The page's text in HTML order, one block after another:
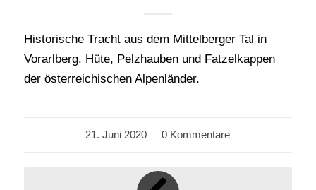
Historische Tracht aus dem Mittelberger Tal in
Vorarlberg. Hüte, Pelzhauben und Fatzelkappen
der österreichischen Alpenländer.
21. Juni 2020
/ 0 Kommentare